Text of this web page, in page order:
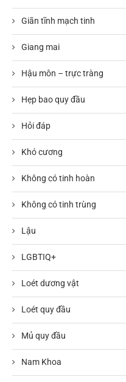
Giãn tĩnh mạch tinh
Giang mai
Hậu môn – trực tràng
Hẹp bao quy đầu
Hỏi đáp
Khó cương
Không có tinh hoàn
Không có tinh trùng
Lậu
LGBTIQ+
Loét dương vật
Loét quy đầu
Mủ quy đầu
Nam Khoa